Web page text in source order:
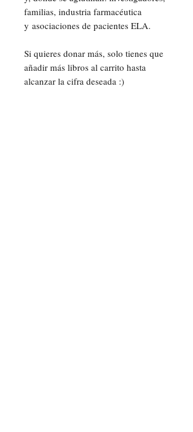
familias, industria farmacéutica
y asociaciones de pacientes ELA.
Si quieres donar más, solo tienes que
añadir más libros al carrito hasta
alcanzar la cifra deseada :)